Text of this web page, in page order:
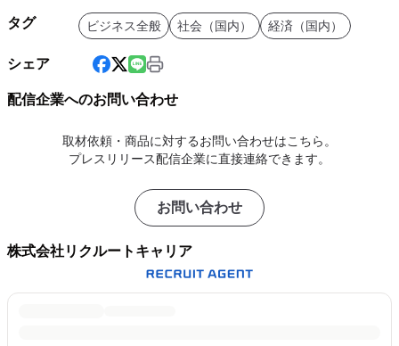
タグ ビジネス全般 社会（国内） 経済（国内）
シェア
配信企業へのお問い合わせ
取材依頼・商品に対するお問い合わせはこちら。
プレスリリース配信企業に直接連絡できます。
お問い合わせ
株式会社リクルートキャリア